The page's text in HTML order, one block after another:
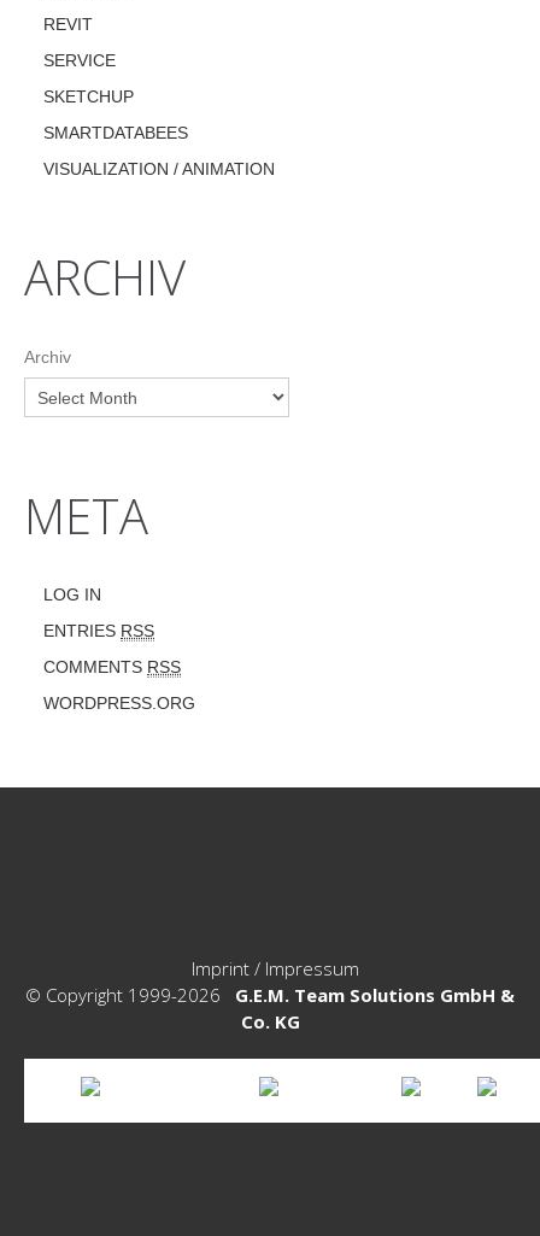
REVIT
SERVICE
SKETCHUP
SMARTDATABEES
VISUALIZATION / ANIMATION
ARCHIV
Archiv
META
LOG IN
ENTRIES RSS
COMMENTS RSS
WORDPRESS.ORG
Imprint / Impressum
© Copyright 1999-2026 G.E.M. Team Solutions GmbH &
Co. KG